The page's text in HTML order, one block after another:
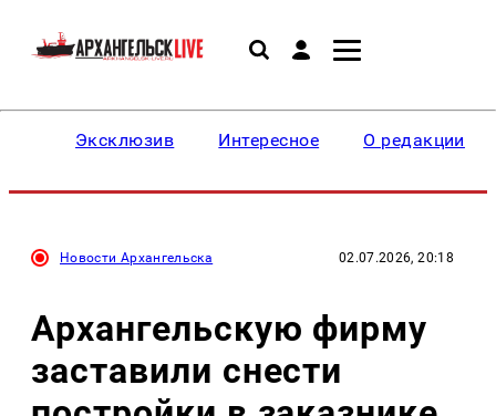
Эксклюзив Интересное О редакции
Новости Архангельска 02.07.2026, 20:18
Архангельскую фирму
заставили снести